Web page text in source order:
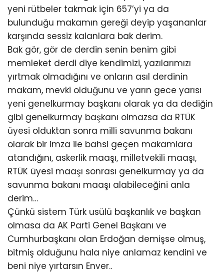
yeni rütbeler takmak için 657’yi ya da
bulunduğu makamın gereği deyip yaşananlar
karşında sessiz kalanlara bak derim.
Bak gör, gör de derdin senin benim gibi
memleket derdi diye kendimizi, yazılarımızı
yırtmak olmadığını ve onların asıl derdinin
makam, mevki olduğunu ve yarın gece yarısı
yeni genelkurmay başkanı olarak ya da dediğin
gibi genelkurmay başkanı olmazsa da RTÜK
üyesi olduktan sonra milli savunma bakanı
olarak bir imza ile bahsi geçen makamlara
atandığını, askerlik maaşı, milletvekili maaşı,
RTÜK üyesi maaşı sonrası genelkurmay ya da
savunma bakanı maaşı alabileceğini anla
derim…
Çünkü sistem Türk usülü başkanlık ve başkan
olmasa da AK Parti Genel Başkanı ve
Cumhurbaşkanı olan Erdoğan demişse olmuş,
bitmiş olduğunu hala niye anlamaz kendini ve
beni niye yırtarsın Enver..